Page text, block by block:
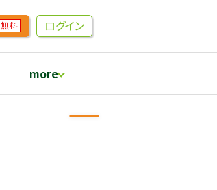
無料 ログイン
more
高専生コミュニティめもらす